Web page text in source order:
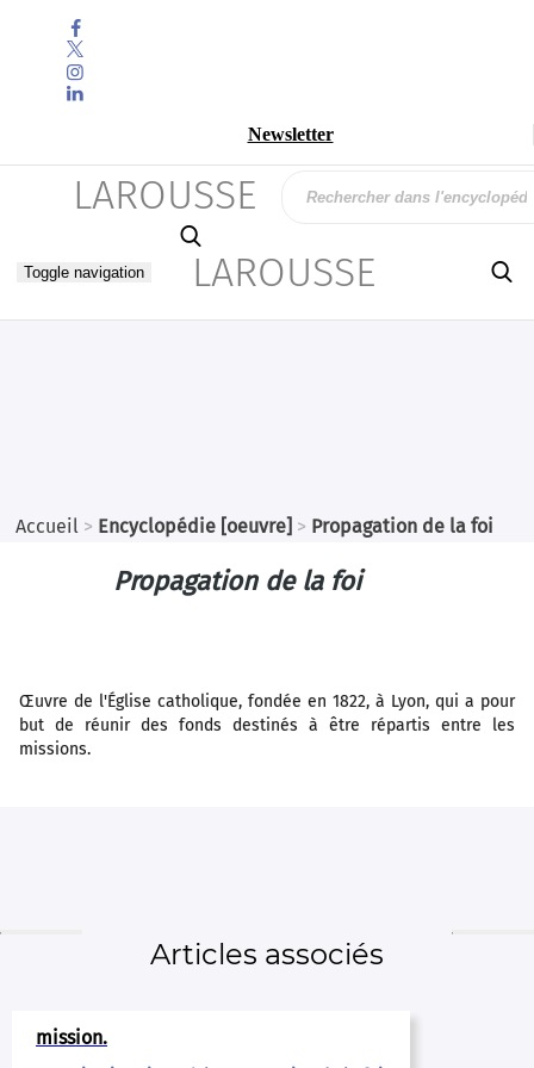



Newsletter
LAROUSSE

Toggle navigation LAROUSSE 
Accueil > Encyclopédie [oeuvre] > Propagation de la foi
Propagation de la foi
Œuvre de l'Église catholique, fondée en 1822, à Lyon, qui a pour
but de réunir des fonds destinés à être répartis entre les
missions.
Articles associés
mission.